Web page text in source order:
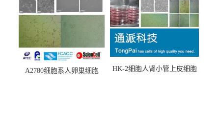
A2780细胞系人卵巢细胞
HK-2细胞人肾小管上皮细胞